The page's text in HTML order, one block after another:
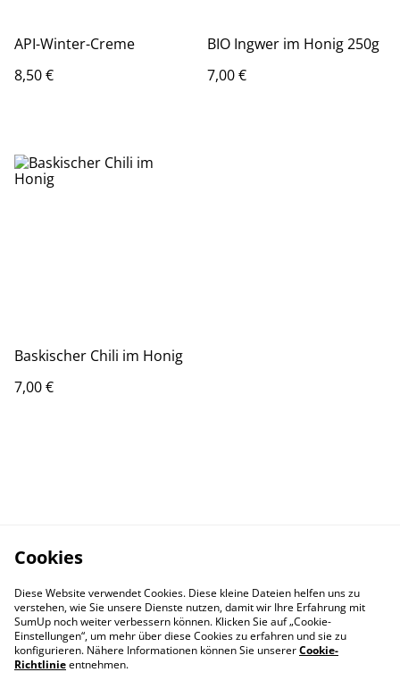
API-Winter-Creme
8,50 €
BIO Ingwer im Honig 250g
7,00 €
Baskischer Chili im Honig
7,00 €
Cookies
Diese Website verwendet Cookies. Diese kleine Dateien helfen uns zu
verstehen, wie Sie unsere Dienste nutzen, damit wir Ihre Erfahrung mit
SumUp noch weiter verbessern können. Klicken Sie auf „Cookie-
Einstellungen“, um mehr über diese Cookies zu erfahren und sie zu
konfigurieren. Nähere Informationen können Sie unsererCookie-
Richtlinieentnehmen.